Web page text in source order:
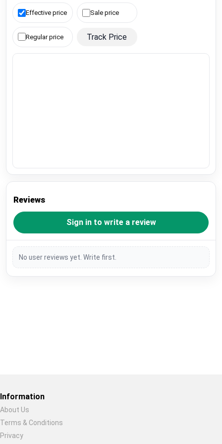
Effective price Sale price
Regular price Track Price
Reviews
Sign in to write a review
No user reviews yet. Write first.
Information
About Us
Terms & Conditions
Privacy